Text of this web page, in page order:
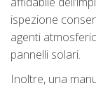
ispezione
agenti
pannelli solari.
Inoltre, una